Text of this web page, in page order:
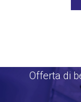
Offerta di